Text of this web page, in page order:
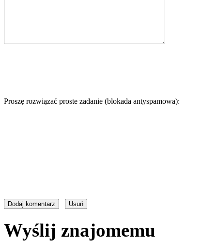
Proszę rozwiązać proste zadanie (blokada antyspamowa):
Wyślij znajomemu